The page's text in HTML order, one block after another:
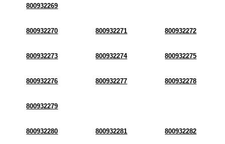
800932269
800932270 800932271 800932272
800932273 800932274 800932275
800932276 800932277 800932278
800932279
800932280 800932281 800932282